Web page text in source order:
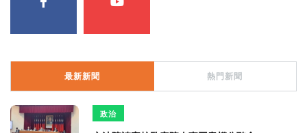
最新新聞 熱門新聞
政治